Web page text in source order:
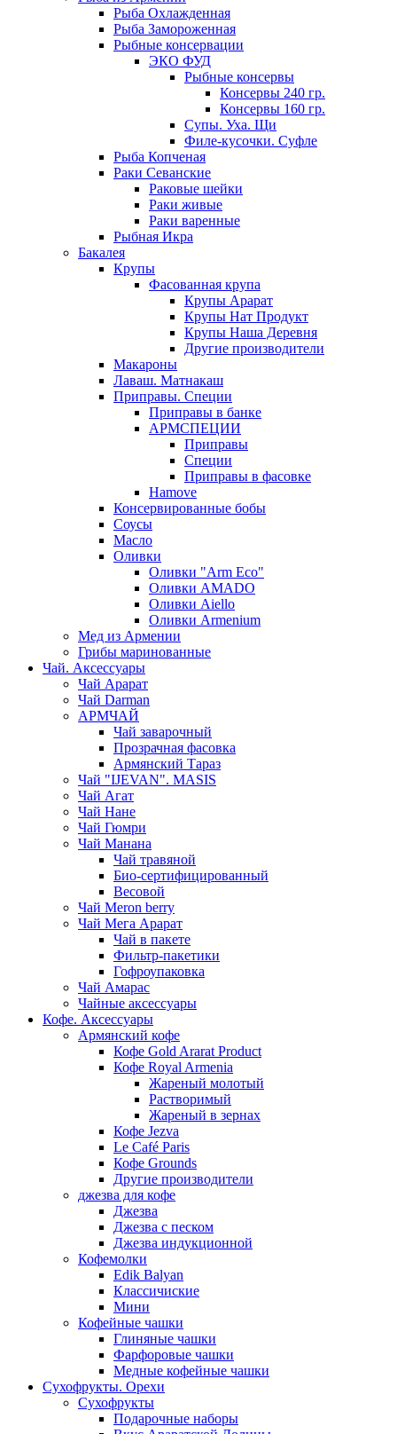
Рыба Охлажденная
Рыба Замороженная
Рыбные консервации
ЭКО ФУД
Рыбные консервы
Консервы 240 гр.
Консервы 160 гр.
Супы. Уха. Щи
Филе-кусочки. Суфле
Рыба Копченая
Раки Севанские
Раковые шейки
Раки живые
Раки варенные
Рыбная Икра
Бакалея
Крупы
Фасованная крупа
Крупы Арарат
Крупы Нат Продукт
Крупы Наша Деревня
Другие производители
Макароны
Лаваш. Матнакаш
Приправы. Специи
Приправы в банке
АРМСПЕЦИИ
Приправы
Специи
Приправы в фасовке
Hamove
Консервированные бобы
Соусы
Масло
Оливки
Оливки "Arm Eco"
Оливки AMADO
Оливки Aiello
Оливки Armenium
Мед из Армении
Грибы маринованные
Чай. Аксессуары
Чай Арарат
Чай Darman
АРМЧАЙ
Чай заварочный
Прозрачная фасовка
Армянский Тараз
Чай "IJEVAN". MASIS
Чай Агат
Чай Нане
Чай Гюмри
Чай Манана
Чай травяной
Био-сертифицированный
Весовой
Чай Meron berry
Чай Мега Арарат
Чай в пакете
Фильтр-пакетики
Гофроупаковка
Чай Амарас
Чайные аксессуары
Кофе. Аксессуары
Армянский кофе
Кофе Gold Ararat Product
Кофе Royal Armenia
Жареный молотый
Растворимый
Жареный в зернах
Кофе Jezva
Le Café Paris
Кофе Grounds
Другие производители
джезва для кофе
Джезва
Джезва с песком
Джезва индукционной
Кофемолки
Edik Balyan
Классичиские
Мини
Кофейные чашки
Глиняные чашки
Фарфоровые чашки
Медные кофейные чашки
Сухофрукты. Орехи
Сухофрукты
Подарочные наборы